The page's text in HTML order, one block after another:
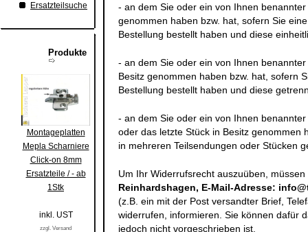
Ersatzteilsuche
Produkte
Montageplatten
Mepla Scharniere
Click-on 8mm
Ersatzteile / - ab
1Stk
inkl. UST
zzgl. Versand
- an dem Sie oder ein von Ihnen
genommen haben bzw. hat, sofern Sie
Bestellung bestellt haben und diese
- an dem Sie oder ein von Ihnen
Besitz genommen haben bzw. hat, sofern
Bestellung bestellt haben und diese
- an dem Sie oder ein von Ihnen
oder das letzte Stück in Besitz genommen
in mehreren Teilsendungen oder Stücken
Um Ihr Widerrufsrecht auszuüben,
Reinhardshagen, E-Mail-Adresse:
(z.B. ein mit der Post versandter Brief,
widerrufen, informieren. Sie können dafür
jedoch nicht vorgeschrieben ist.